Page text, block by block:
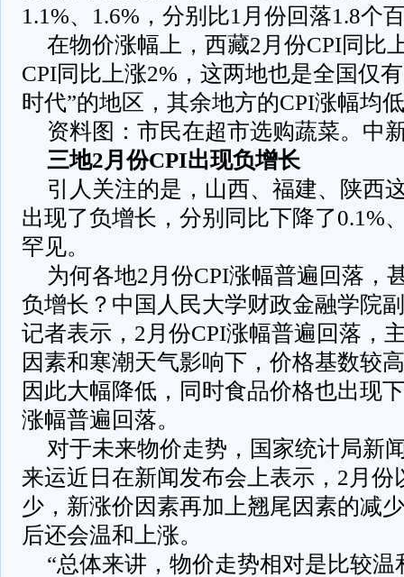
1.1%、1.6%，分别比1月份回落1.8个
在物价涨幅上，西藏2月份CPI同比
CPI同比上涨2%，这两地也是全国仅
时代”的地区，其余地方的CPI涨幅均
资料图：市民在超市选购蔬菜。中
三地2月份CPI出现负增长
引人关注的是，山西、福建、陕西
出现了负增长，分别同比下降了0.1%
罕见。
为何各地2月份CPI涨幅普遍回落，
负增长？中国人民大学财政金融学院
记者表示，2月份CPI涨幅普遍回落，
因素和寒潮天气影响下，价格基数较
因此大幅降低，同时食品价格也出现
涨幅普遍回落。
对于未来物价走势，国家统计局新
来运近日在新闻发布会上表示，2月份
少，新涨价因素再加上翘尾因素的减
后还会温和上涨。
“总体来讲，物价走势相对是比较